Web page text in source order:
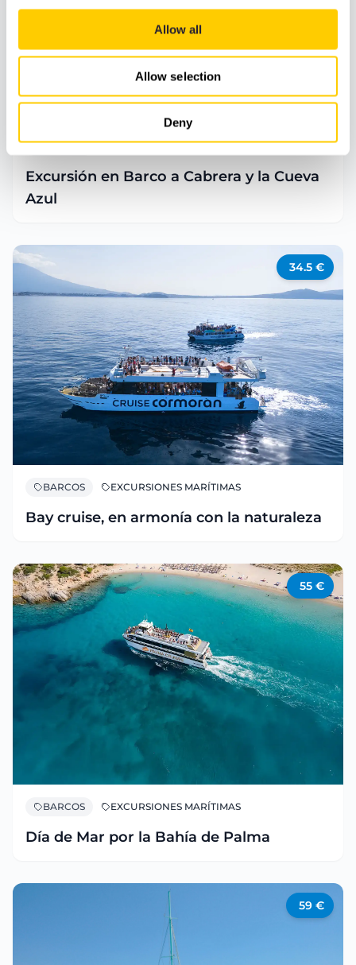
Allow all
Allow selection
Deny
BARCOS ISLAS
Excursión en Barco a Cabrera y la Cueva
Azul
34.5 €
BARCOS EXCURSIONES MARÍTIMAS
Bay cruise, en armonía con la naturaleza
55 €
BARCOS EXCURSIONES MARÍTIMAS
Día de Mar por la Bahía de Palma
59 €